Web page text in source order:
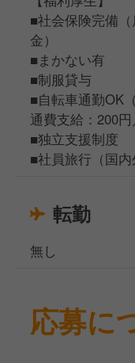
■社会保険完備
金）
■まかない有
■制服貸与
■自転車通勤OK
通費支給：200円
■独立支援制度
■社員旅行（国内
転勤
無し
応募に